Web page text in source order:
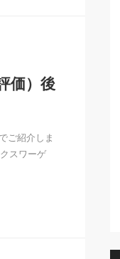
価）後
ご紹介しま
スワーゲ